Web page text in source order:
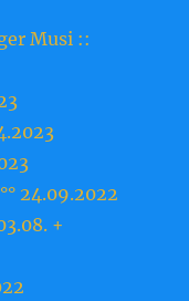
Musi ::
24.09.2022
+